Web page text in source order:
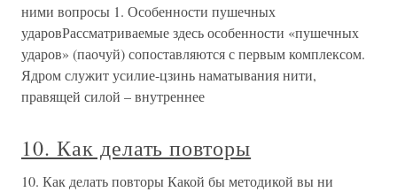
ними вопросы 1. Особенности пушечных
ударовРассматриваемые здесь особенности «пушечных
ударов» (паочуй) сопоставляются с первым комплексом.
Ядром служит усилие-цзинь наматывания нити,
правящей силой – внутреннее
10. Как делать повторы
10. Как делать повторы Какой бы методикой вы ни